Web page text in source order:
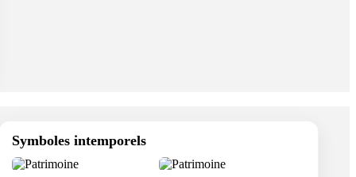
Symboles intemporels